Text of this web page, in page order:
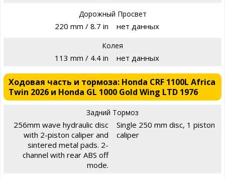
Дорожный Просвет
220 mm / 8.7 in нет данных
Колея
113 mm / 4.4 in нет данных
Ходовая часть и тормоза: Honda CRF 1100L Africa
Twin 2026 и Honda GL 1000 Gold Wing LTD 1976
Задний Тормоз
256mm wave hydraulic disc
with 2-piston caliper and
sintered metal pads. 2-
channel with rear ABS off
mode.
Single 250 mm disc, 1 piston
caliper